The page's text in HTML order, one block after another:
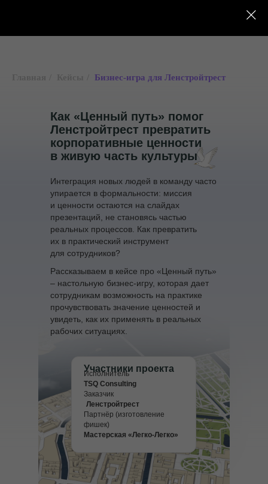
Бизнес-игра для Ленстройтрест
Как «Ценный путь» помог
Ленстройтрест превратить
корпоративные ценности
в живую часть культуры
Интеграция новых людей в команду часто
упирается в формальности: миссия
и ценности остаются на слайдах
презентаций, не становясь частью
реальных процессов. Как превратить
их в практический инструмент
для сотрудников?
Рассказываем в кейсе про «Ценный путь»
– настольную бизнес-игру, которая дает
сотрудникам возможность на практике
прочувствовать значение ценностей и
увидеть, как их применять в реальных
рабочих ситуациях.
Участники проекта
Исполнитель
TSQ Consulting
Заказчик
Ленстройтрест
Партнёр (изготовление
фишек)
Мастерская «Легко-Легко»